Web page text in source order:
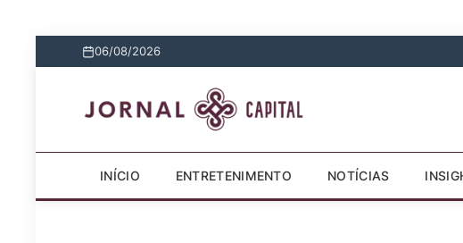
06/08/2026
INÍCIO ENTRETENIMENTO NOTÍCIAS